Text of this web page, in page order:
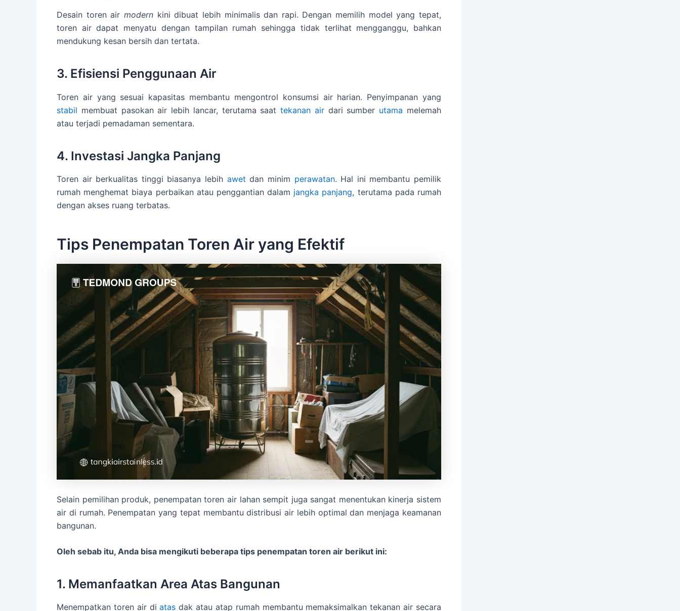
Desain toren air modernkini dibuat lebih minimalis dan rapi. Dengan memilih model yang tepat,
toren air dapat menyatu dengan tampilan rumah sehingga tidak terlihat mengganggu, bahkan
mendukung kesan bersih dan tertata.
3. Efisiensi Penggunaan Air
Toren air yang sesuai kapasitas membantu mengontrol konsumsi air harian. Penyimpanan yang
stabil membuat pasokan air lebih lancar, terutama saattekanan airdari sumber utama melemah
atau terjadi pemadaman sementara.
4. Investasi Jangka Panjang
Toren air berkualitas tinggi biasanya lebih awet dan minim perawatan. Hal ini membantu pemilik
rumah menghemat biaya perbaikan atau penggantian dalam jangka panjang, terutama pada rumah
dengan akses ruang terbatas.
Tips Penempatan Toren Air yang Efektif
Selain pemilihan produk, penempatan toren air lahan sempit juga sangat menentukan kinerja sistem
air di rumah. Penempatan yang tepat membantu distribusi air lebih optimal dan menjaga keamanan
bangunan.
Oleh sebab itu, Anda bisa mengikuti beberapa tips penempatan toren air berikut ini:
1. Memanfaatkan Area Atas Bangunan
Menempatkan toren air diatas dak atau atap rumah membantu memaksimalkan tekanan air secara